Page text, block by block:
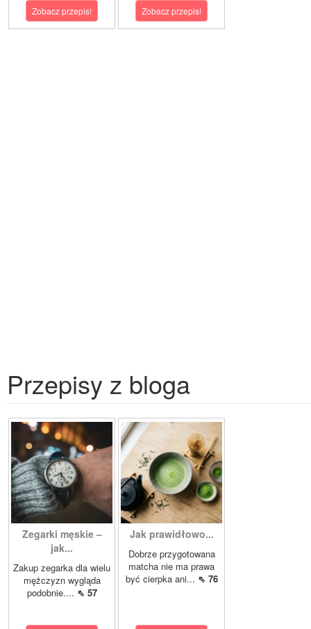
Zobacz przepis! Zobacz przepis!
Przepisy z bloga
Zegarki męskie –
jak...
Zakup zegarka dla wielu
mężczyzn wygląda
podobnie.... ⇖ 57
Jak prawidłowo...
Dobrze przygotowana
matcha nie ma prawa
być cierpka ani... ⇖ 76